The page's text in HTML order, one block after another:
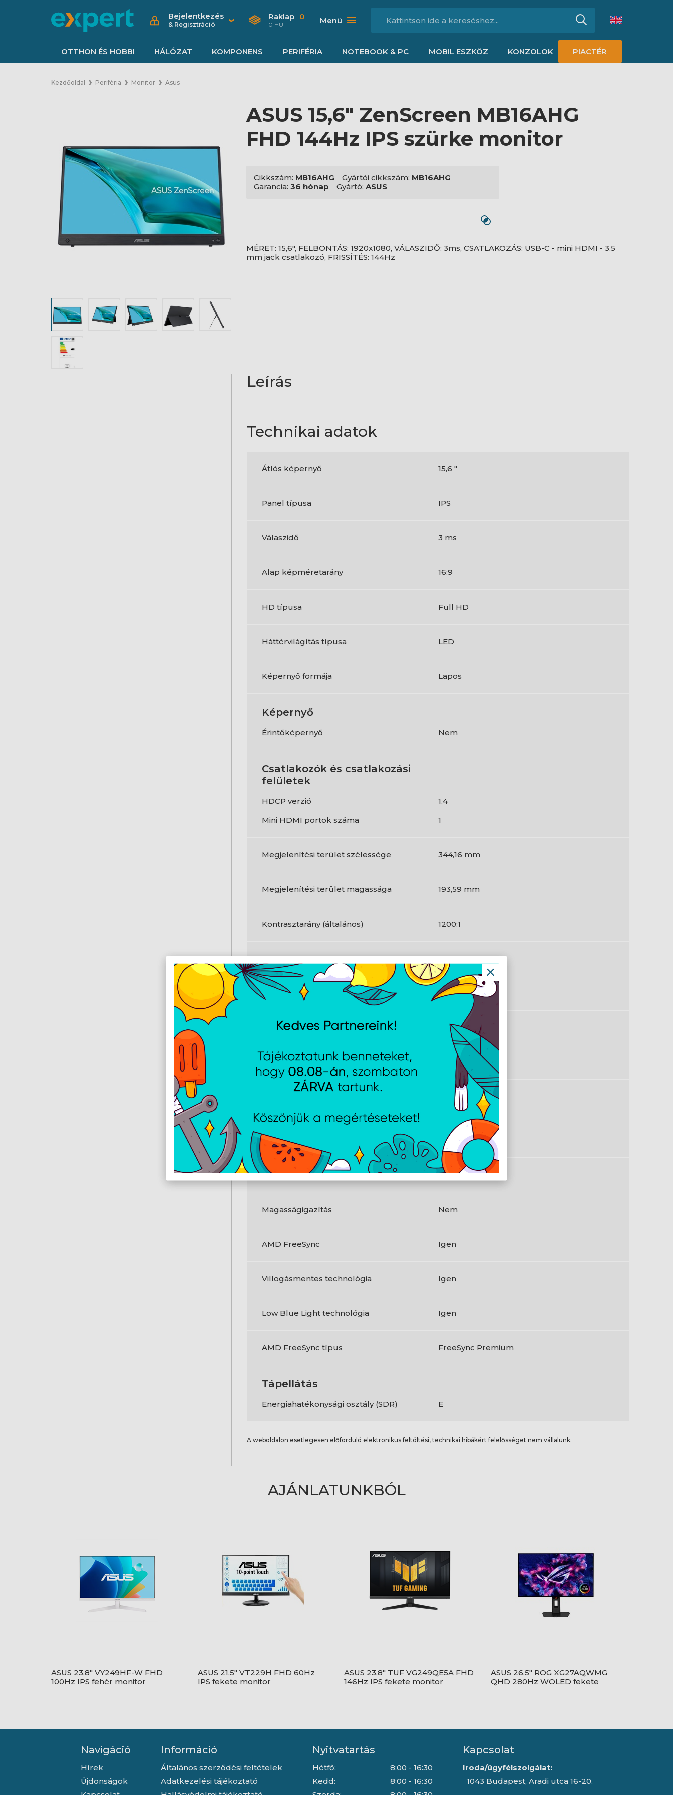
Bejelentkezés
& Regisztráció
Raklap 0
0 HUF Menü
OTTHON ÉS HOBBI HÁLÓZAT KOMPONENS PERIFÉRIA NOTEBOOK & PC MOBIL ESZKÖZ KONZOLOK PIACTÉR
Kezdőoldal Periféria Monitor Asus
ASUS 15,6" ZenScreen MB16AHG
FHD 144Hz IPS szürke monitor
Cikkszám: MB16AHG Gyártói cikkszám: MB16AHG
Garancia: 36 hónap Gyártó: ASUS
MÉRET: 15,6", FELBONTÁS: 1920x1080, VÁLASZIDŐ: 3ms, CSATLAKOZÁS: USB-C - mini HDMI - 3.5
mm jack csatlakozó, FRISSÍTÉS: 144Hz
Leírás
Technikai adatok
Átlós képernyő 15,6 "
Panel típusa IPS
Válaszidő 3 ms
Alap képméretarány 16:9
HD típusa Full HD
Háttérvilágítás típusa LED
Képernyő formája Lapos
Képernyő
Érintőképernyő Nem
Csatlakozók és csatlakozási
felületek
HDCP verzió
1.4
Mini HDMI portok száma
1
Megjelenítési terület szélessége 344,16 mm
Megjelenítési terület magassága 193,59 mm
Kontrasztarány (általános) 1200:1
Max. frissítési sebesség 144 Hz
Fejhallgató kimenetek 1
Beépített USB-elosztó Nem
Fejhallgató kimenet Igen
Igen
C típusú USB letöltési (downstream)
csatlakozók száma
Termék színe Fekete
Magasságigazítás Nem
AMD FreeSync Igen
Villogásmentes technológia Igen
Low Blue Light technológia Igen
AMD FreeSync típus FreeSync Premium
Tápellátás
Energiahatékonysági osztály (SDR) E
A weboldalon esetlegesen előforduló elektronikus feltöltési, technikai hibákért felelősséget nem vállalunk.
AJÁNLATUNKBÓL
ASUS 23,8" VY249HF-W FHD
100Hz IPS fehér monitor
ASUS 21,5" VT229H FHD 60Hz
IPS fekete monitor
ASUS 23,8" TUF VG249QE5A FHD
146Hz IPS fekete monitor
ASUS 26,5" ROG XG27AQWMG
QHD 280Hz WOLED fekete
Navigáció
Hírek
Újdonságok
Információ
Általános szerződési feltételek
Adatkezelési tájékoztató
Nyitvatartás
Hétfő:
Kedd:
8:00 - 16:30
8:00 - 16:30
Kapcsolat
Iroda/ügyfélszolgálat:
1043 Budapest, Aradi utca 16-20.